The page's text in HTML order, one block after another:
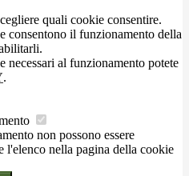
quali cookie consentire.
consentono il funzionamento della
necessari al funzionamento potete
.
non possono essere
l'elenco nella pagina della cookie